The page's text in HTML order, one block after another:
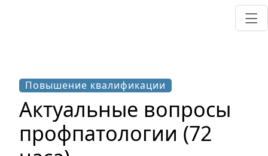
Повышение квалификации
Актуальные вопросы
профпатологии (72